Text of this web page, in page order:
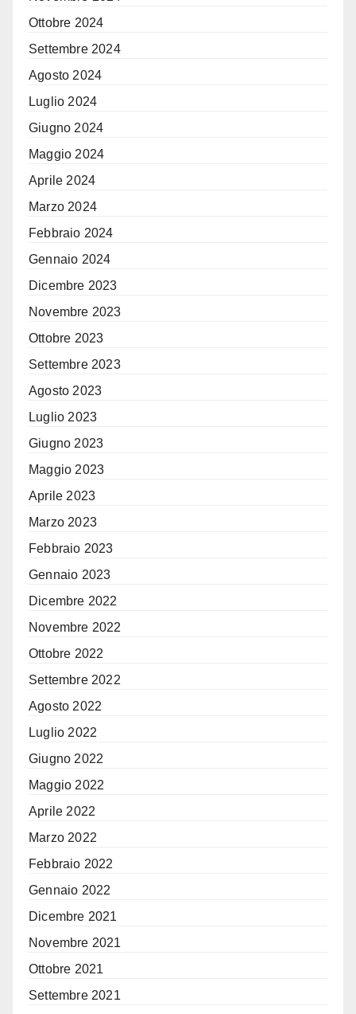
Ottobre 2024
Settembre 2024
Agosto 2024
Luglio 2024
Giugno 2024
Maggio 2024
Aprile 2024
Marzo 2024
Febbraio 2024
Gennaio 2024
Dicembre 2023
Novembre 2023
Ottobre 2023
Settembre 2023
Agosto 2023
Luglio 2023
Giugno 2023
Maggio 2023
Aprile 2023
Marzo 2023
Febbraio 2023
Gennaio 2023
Dicembre 2022
Novembre 2022
Ottobre 2022
Settembre 2022
Agosto 2022
Luglio 2022
Giugno 2022
Maggio 2022
Aprile 2022
Marzo 2022
Febbraio 2022
Gennaio 2022
Dicembre 2021
Novembre 2021
Ottobre 2021
Settembre 2021